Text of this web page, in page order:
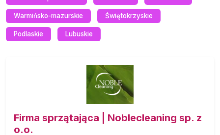
Warmińsko-mazurskie Świętokrzyskie
Podlaskie Lubuskie
Firma sprzątająca | Noblecleaning sp. z
o.o.